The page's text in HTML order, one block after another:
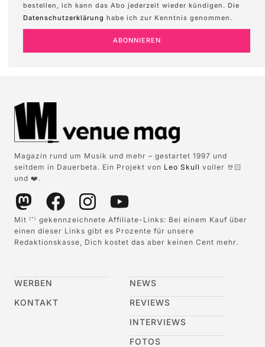
bestellen, ich kann das Abo jederzeit wieder kündigen. Die
Datenschutzerklärung habe ich zur Kenntnis genommen.
ABONNIEREN
Magazin rund um Musik und mehr – gestartet 1997 und
seitdem in Dauerbeta. Ein Projekt von Leo Skull voller 🤘🏻
und ❤️.
Mit (*)
gekennzeichnete Affiliate-Links: Bei einem Kauf über
einen dieser Links gibt es Prozente für unsere
Redaktionskasse, Dich kostet das aber keinen Cent mehr.
WERBEN
KONTAKT
NEWS
REVIEWS
INTERVIEWS
FOTOS